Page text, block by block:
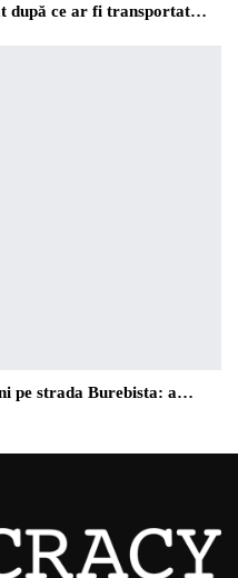
după ce ar fi transportat…
pe strada Burebista: a…